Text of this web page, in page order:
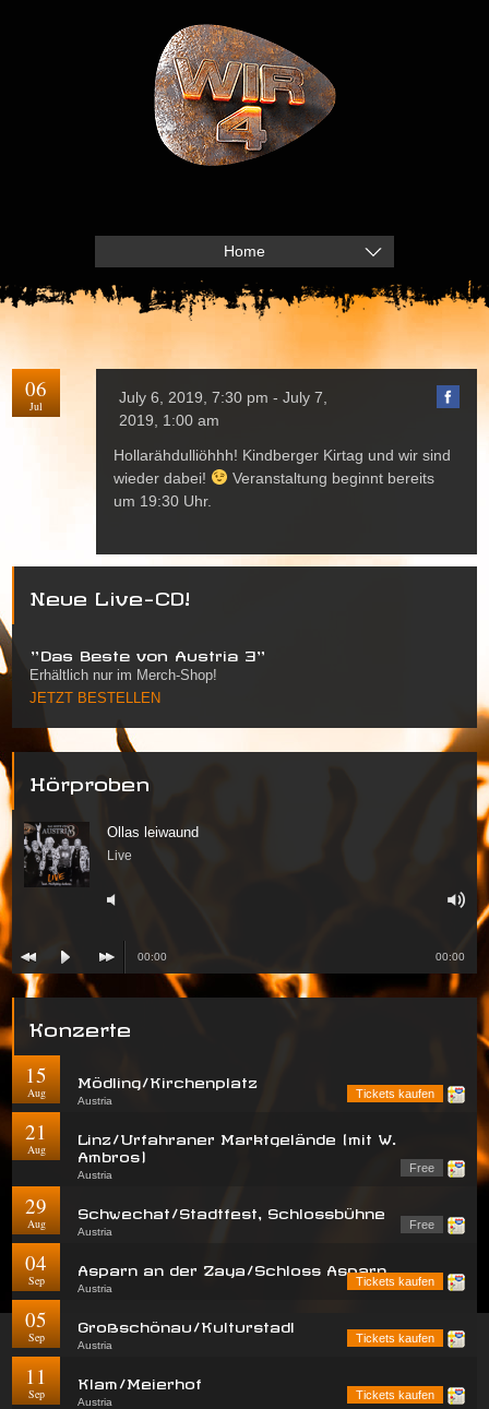
Home
06
Jul
July 6, 2019, 7:30 pm - July 7,
2019, 1:00 am
Hollarähdulliöhhh! Kindberger Kirtag und wir sind
wieder dabei!
Veranstaltung beginnt bereits
um 19:30 Uhr.
Neue Live-CD!
"Das Beste von Austria 3"
Erhältlich nur im Merch-Shop!
JETZT BESTELLEN
Hörproben
Ollas leiwaund
Live
00:00 00:00
Konzerte
15
Aug
Mödling/Kirchenplatz
Austria
Tickets kaufen
21
Aug
Linz/Urfahraner Marktgelände (mit W.
Ambros)
Austria
Free
29
Aug
Schwechat/Stadtfest, Schlossbühne
Austria
Free
04
Sep
Asparn an der Zaya/Schloss Asparn
Austria
Tickets kaufen
05
Sep
Großschönau/Kulturstadl
Austria
Tickets kaufen
11
Sep
Klam/Meierhof
Austria
Tickets kaufen